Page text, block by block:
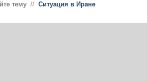
тему // Ситуация в Иране